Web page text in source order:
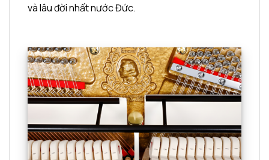
và lâu đời nhất nước Đức.